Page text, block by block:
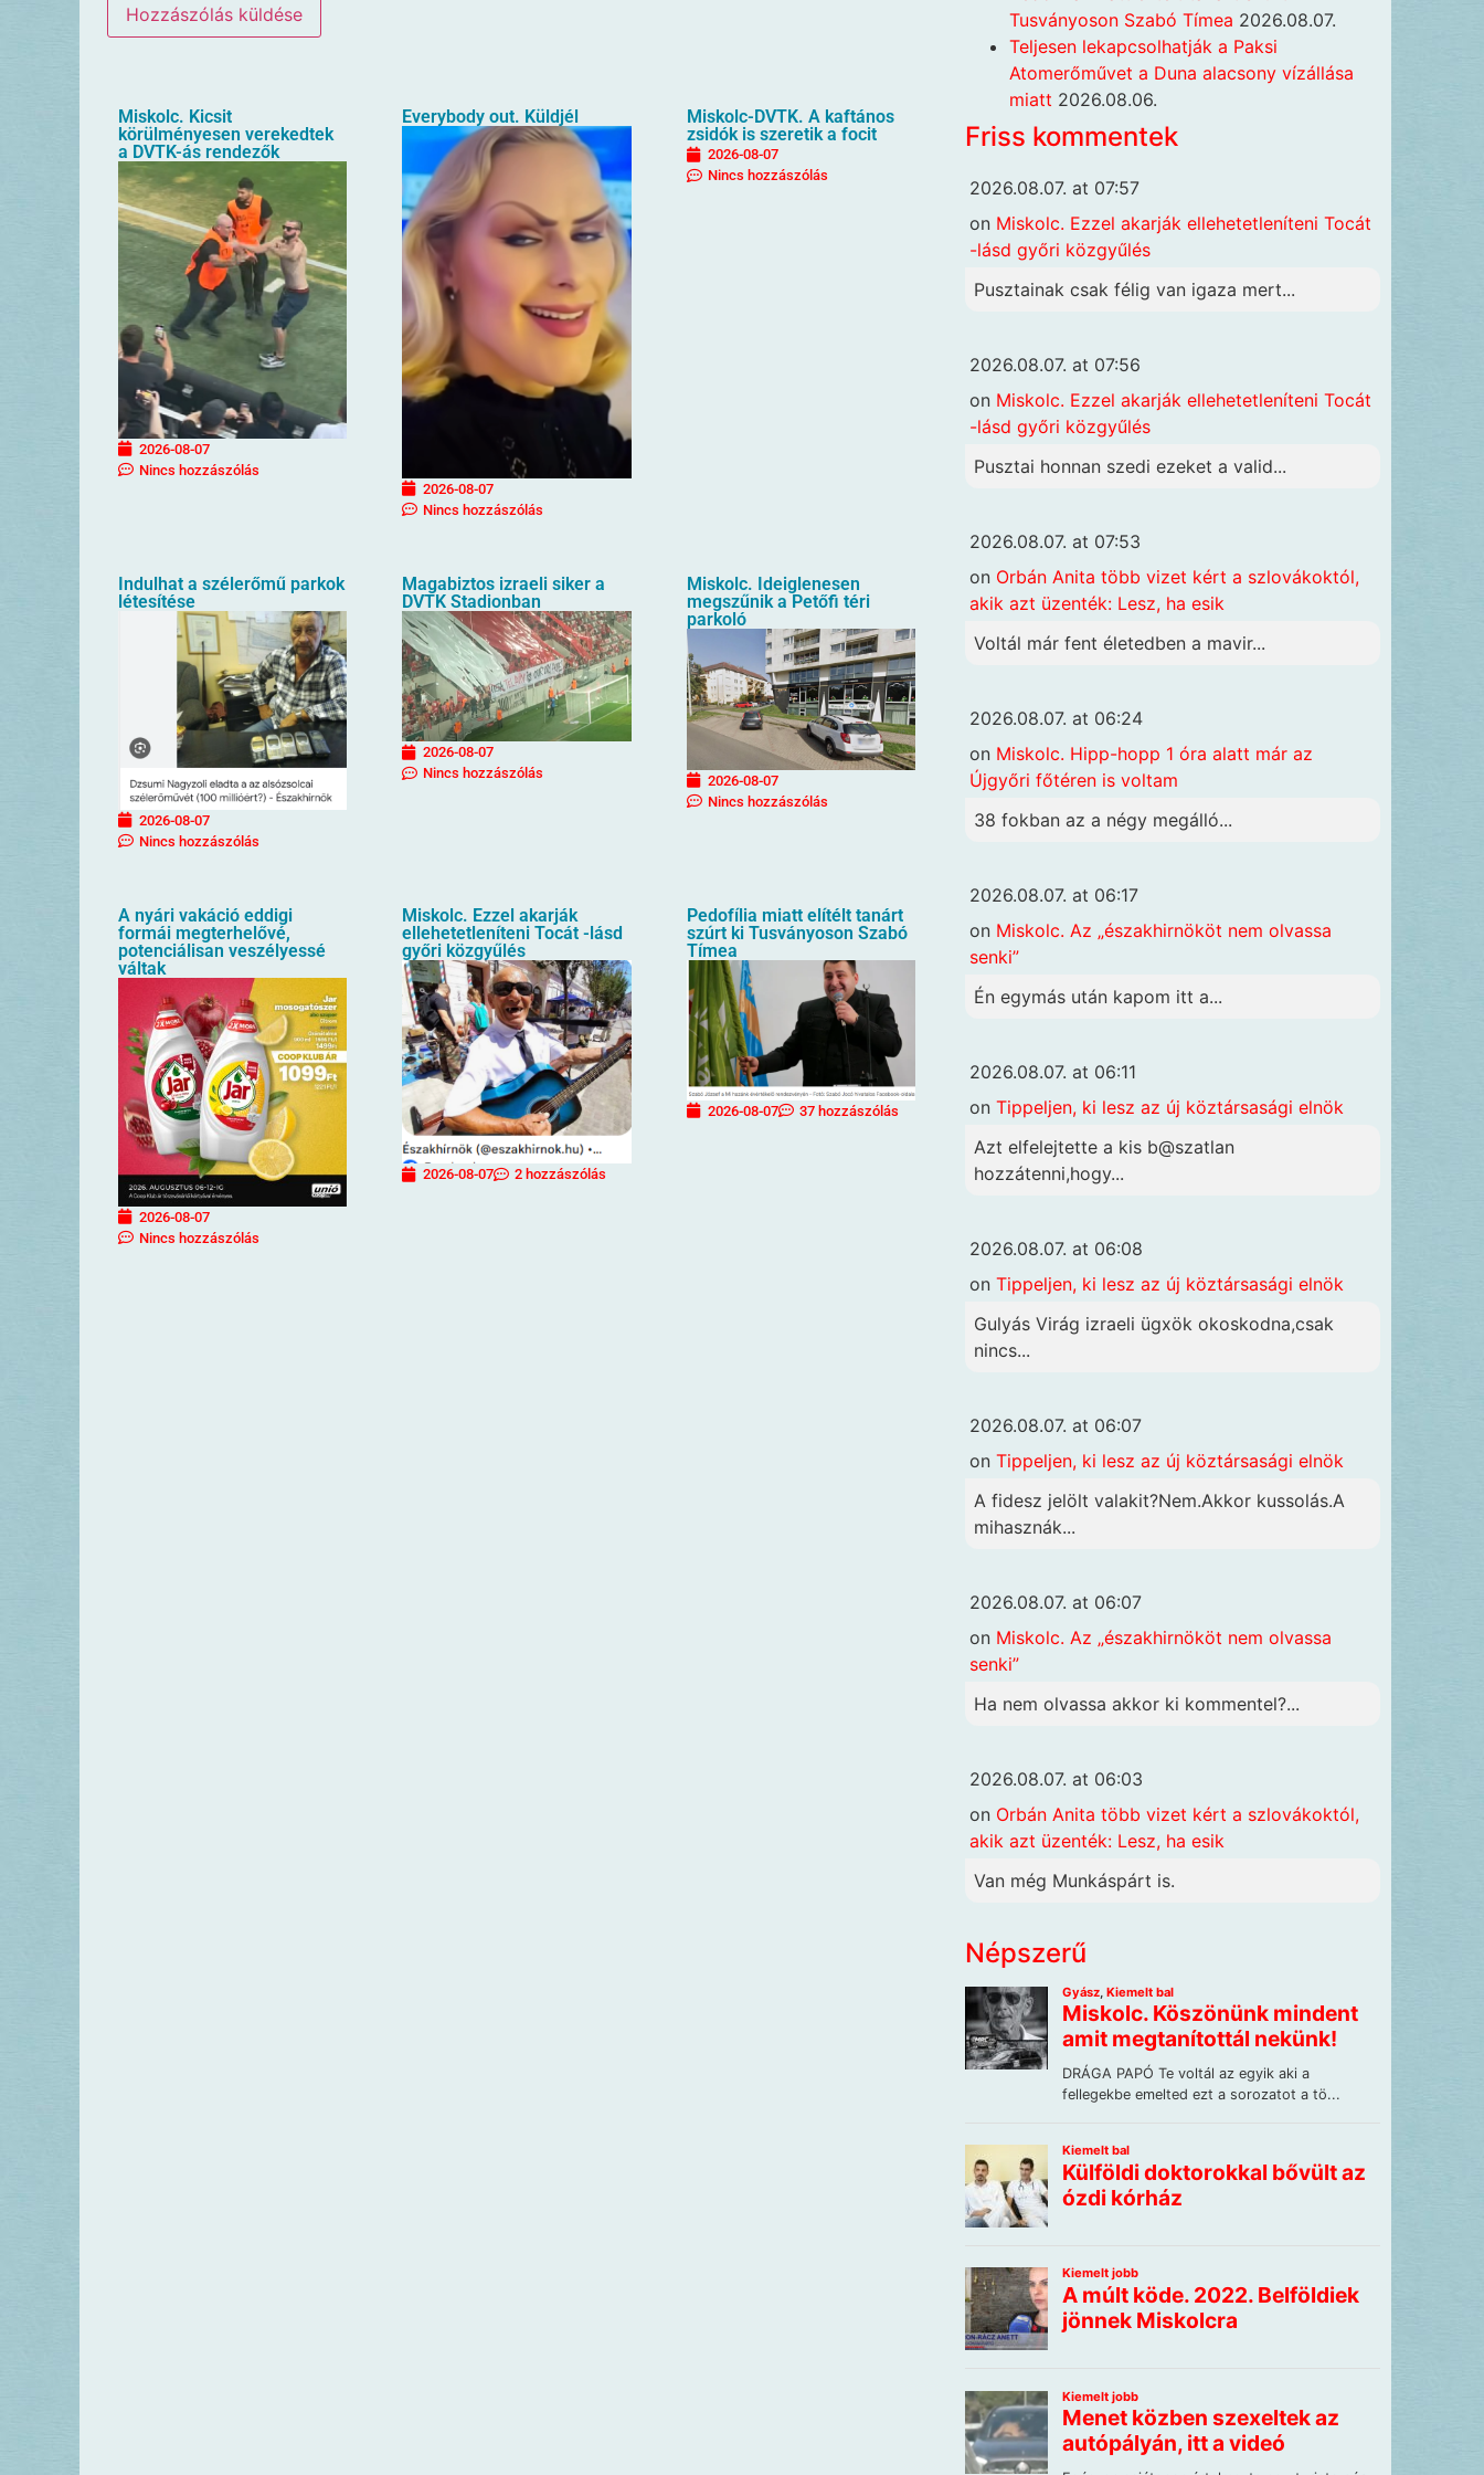
Miskolc. Kicsit
körülményesen verekedtek
a DVTK-ás rendezők
2026-08-07
Nincs hozzászólás
Everybody out. Küldjél
2026-08-07
Nincs hozzászólás
Miskolc-DVTK. A kaftános
zsidók is szeretik a focit
2026-08-07
Nincs hozzászólás
Indulhat a szélerőmű parkok
létesítése
2026-08-07
Nincs hozzászólás
Magabiztos izraeli siker a
DVTK Stadionban
2026-08-07
Nincs hozzászólás
Miskolc. Ideiglenesen
megszűnik a Petőfi téri
parkoló
2026-08-07
Nincs hozzászólás
A nyári vakáció eddigi
formái megterhelővé,
potenciálisan veszélyessé
váltak
2026-08-07
Nincs hozzászólás
Miskolc. Ezzel akarják
ellehetetleníteni Tocát -lásd
győri közgyűlés
2026-08-07 2 hozzászólás
Pedofília miatt elítélt tanárt
szúrt ki Tusványoson Szabó
Tímea
2026-08-07 37 hozzászólás
Tusványoson Szabó Tímea 2026.08.07.
Teljesen lekapcsolhatják a Paksi
Atomerőművet a Duna alacsony vízállása
miatt 2026.08.06.
Friss kommentek
2026.08.07. at 07:57
on Miskolc. Ezzel akarják ellehetetleníteni Tocát
-lásd győri közgyűlés
Pusztainak csak félig van igaza mert...
2026.08.07. at 07:56
on Miskolc. Ezzel akarják ellehetetleníteni Tocát
-lásd győri közgyűlés
Pusztai honnan szedi ezeket a valid...
2026.08.07. at 07:53
on Orbán Anita több vizet kért a szlovákoktól,
akik azt üzenték: Lesz, ha esik
Voltál már fent életedben a mavir...
2026.08.07. at 06:24
on Miskolc. Hipp-hopp 1 óra alatt már az
Újgyőri főtéren is voltam
38 fokban az a négy megálló...
2026.08.07. at 06:17
on Miskolc. Az „északhirnököt nem olvassa
senki”
Én egymás után kapom itt a...
2026.08.07. at 06:11
on Tippeljen, ki lesz az új köztársasági elnök
Azt elfelejtette a kis b@szatlan
hozzátenni,hogy...
2026.08.07. at 06:08
on Tippeljen, ki lesz az új köztársasági elnök
Gulyás Virág izraeli ügxök okoskodna,csak
nincs...
2026.08.07. at 06:07
on Tippeljen, ki lesz az új köztársasági elnök
A fidesz jelölt valakit?Nem.Akkor kussolás.A
mihasznák...
2026.08.07. at 06:07
on Miskolc. Az „északhirnököt nem olvassa
senki”
Ha nem olvassa akkor ki kommentel?...
2026.08.07. at 06:03
on Orbán Anita több vizet kért a szlovákoktól,
akik azt üzenték: Lesz, ha esik
Van még Munkáspárt is.
Népszerű